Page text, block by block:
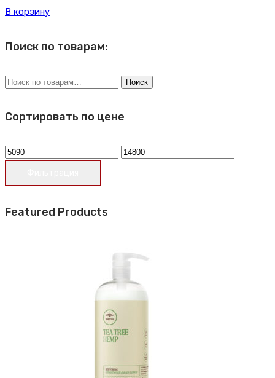
цена
7074 ₽.
В корзину
Поиск по товарам:
Искать: Поиск
Сортировать по цене
Минимальная
Максимальная
Featured Products